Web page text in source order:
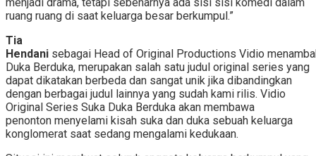
ruang ruang di saat keluarga besar berkumpul.”
Tia
Hendani sebagai Head of Original Productions Vidio
Duka Berduka, merupakan salah satu judul original series yang
dapat dikatakan berbeda dan sangat unik jika dibandingkan
dengan berbagai judul lainnya yang sudah kami rilis. Vidio
Original Series Suka Duka Berduka akan membawa
penonton menyelami kisah suka dan duka sebuah keluarga
konglomerat saat sedang mengalami kedukaan.